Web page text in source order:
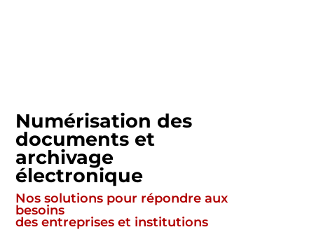
Numérisation des
documents et
archivage
électronique
Nos solutions pour répondre aux
besoins
des entreprises et institutions